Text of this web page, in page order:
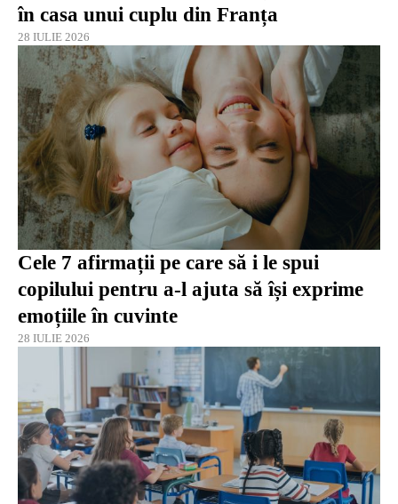
în casa unui cuplu din Franța
28 IULIE 2026
Cele 7 afirmații pe care să i le spui
copilului pentru a-l ajuta să își exprime
emoțiile în cuvinte
28 IULIE 2026